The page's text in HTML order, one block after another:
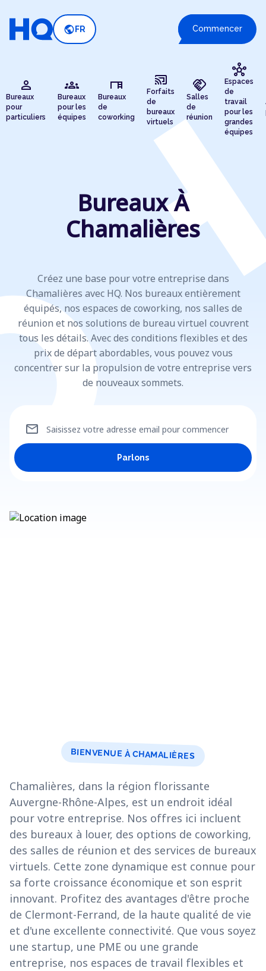
public FR Commencer
person
Bureaux
pour
particuliers
groups
Bureaux
pour les
équipes
desk
Bureaux
de
coworking
cast_connected
Forfaits
de
bureaux
virtuels
handshake
Salles
de
réunion
hub
Espaces
de
travail
pour les
grandes
équipes
Bureaux À
Chamalières
Créez une base pour votre entreprise dans
Chamalières avec HQ. Nos bureaux entièrement
équipés, nos espaces de coworking, nos salles de
réunion et nos solutions de bureau virtuel couvrent
tous les détails. Avec des conditions flexibles et des
prix de départ abordables, vous pouvez vous
concentrer sur la propulsion de votre entreprise vers
de nouveaux sommets.
Saisissez votre adresse email pour commencer
mail
Parlons
BIENVENUE À CHAMALIÈRES
Chamalières, dans la région florissante
Auvergne-Rhône-Alpes, est un endroit idéal
pour votre entreprise. Nos offres ici incluent
des bureaux à louer, des options de coworking,
des salles de réunion et des services de bureaux
virtuels. Cette zone dynamique est connue pour
sa forte croissance économique et son esprit
innovant. Profitez des avantages d'être proche
de Clermont-Ferrand, de la haute qualité de vie
et d'une excellente connectivité. Que vous soyez
une startup, une PME ou une grande
entreprise, nos espaces de travail flexibles et